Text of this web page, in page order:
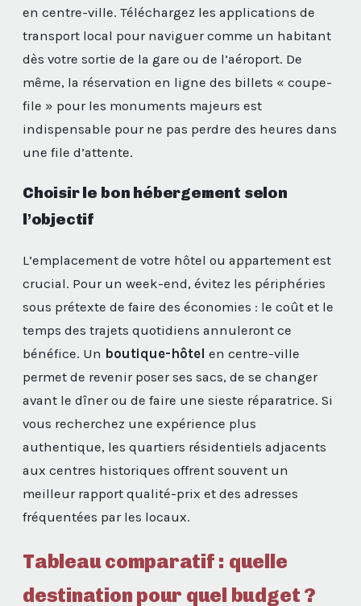
en centre-ville. Téléchargez les applications de
transport local pour naviguer comme un habitant
dès votre sortie de la gare ou de l’aéroport. De
même, la réservation en ligne des billets « coupe-
file » pour les monuments majeurs est
indispensable pour ne pas perdre des heures dans
une file d’attente.
Choisir le bon hébergement selon
l’objectif
L’emplacement de votre hôtel ou appartement est
crucial. Pour un week-end, évitez les périphéries
sous prétexte de faire des économies : le coût et le
temps des trajets quotidiens annuleront ce
bénéfice. Un boutique-hôtel en centre-ville
permet de revenir poser ses sacs, de se changer
avant le dîner ou de faire une sieste réparatrice. Si
vous recherchez une expérience plus
authentique, les quartiers résidentiels adjacents
aux centres historiques offrent souvent un
meilleur rapport qualité-prix et des adresses
fréquentées par les locaux.
Tableau comparatif : quelle
destination pour quel budget ?